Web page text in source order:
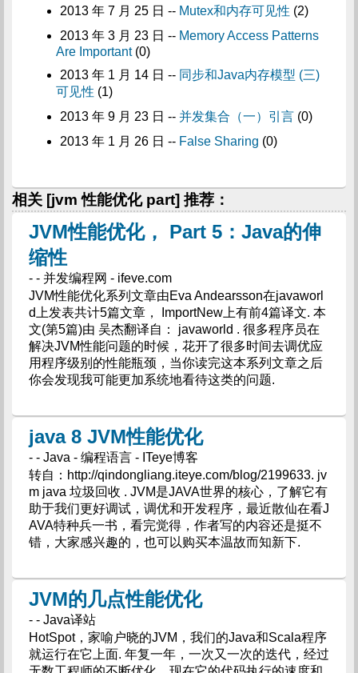
2013 年 7 月 25 日 -- Mutex和内存可见性 (2)
2013 年 3 月 23 日 -- Memory Access Patterns
Are Important(0)
2013 年 1 月 14 日 -- 同步和Java内存模型 (三)
可见性 (1)
2013 年 9 月 23 日 -- 并发集合（一）引言(0)
2013 年 1 月 26 日 -- False Sharing (0)
相关 [jvm 性能优化 part] 推荐：
JVM性能优化， Part 5：Java的伸
缩性
- - 并发编程网 - ifeve.com
JVM性能优化系列文章由Eva Andearsson在javaworl
d上发表共计5篇文章， ImportNew上有前4篇译文. 本
文(第5篇)由 吴杰翻译自： javaworld . 很多程序员在
解决JVM性能问题的时候，花开了很多时间去调优应
用程序级别的性能瓶颈，当你读完这本系列文章之后
你会发现我可能更加系统地看待这类的问题.
java 8 JVM性能优化
- - Java - 编程语言 - ITeye博客
转自：http://qindongliang.iteye.com/blog/2199633. jv
m java 垃圾回收 . JVM是JAVA世界的核心，了解它有
助于我们更好调试，调优和开发程序，最近散仙在看J
AVA特种兵一书，看完觉得，作者写的内容还是挺不
错，大家感兴趣的，也可以购买本温故而知新下.
JVM的几点性能优化
- - Java译站
HotSpot，家喻户晓的JVM，我们的Java和Scala程序
就运行在它上面. 年复一年，一次又一次的迭代，经过